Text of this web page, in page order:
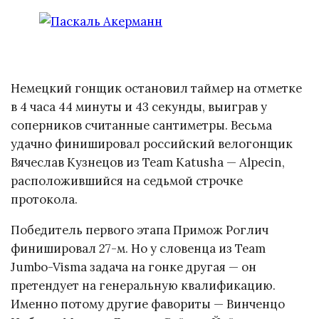
Немецкий гонщик остановил таймер на отметке
в 4 часа 44 минуты и 43 секунды, выиграв у
соперников считанные сантиметры. Весьма
удачно финишировал российский велогонщик
Вячеслав Кузнецов из Team Katusha — Alpecin,
расположившийся на седьмой строчке
протокола.
Победитель первого этапа Примож Роглич
финишировал 27-м. Но у словенца из Team
Jumbo-Visma задача на гонке другая — он
претендует на генеральную квалификацию.
Именно потому другие фавориты — Винченцо